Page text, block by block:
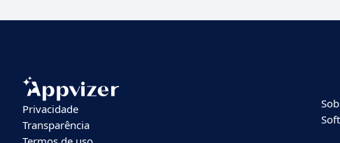
Privacidade
Transparência